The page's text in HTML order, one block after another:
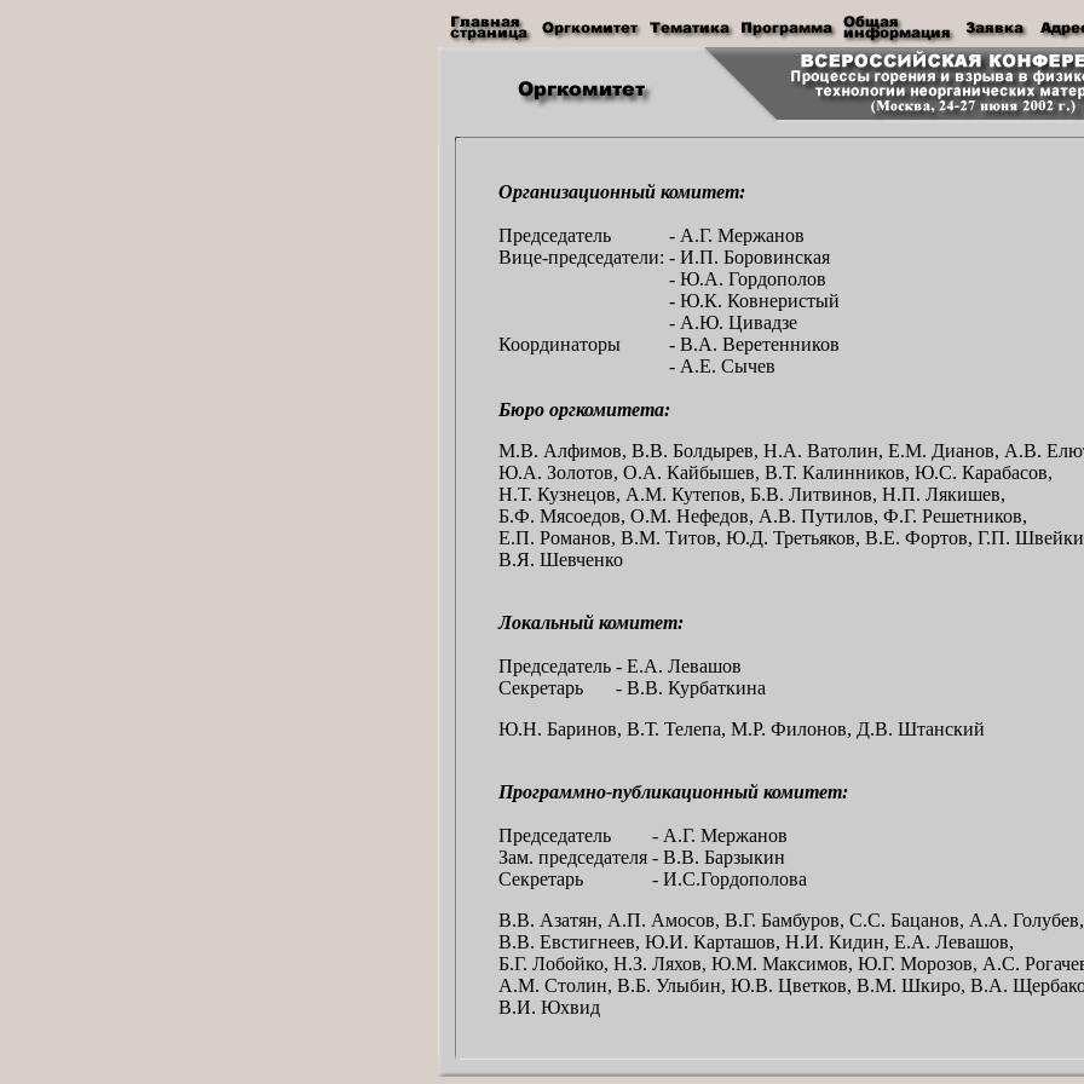
Организационный комитет:
Председатель
- А.Г. Мержанов
Вице-председатели: - И.П. Боровинская
- Ю.А. Гордополов
- Ю.К. Ковнеристый
- А.Ю. Цивадзе
Координаторы
- В.А. Веретенников
- А.Е. Сычев
Бюро оргкомитета:
М.В. Алфимов, В.В. Болдырев, Н.А. Ватолин, Е.М. Дианов, А.В.
Ю.А. Золотов, О.А. Кайбышев, В.Т. Калинников, Ю.С. Карабасов,
Н.Т. Кузнецов, А.М. Кутепов, Б.В. Литвинов, Н.П. Лякишев,
Б.Ф. Мясоедов, О.М. Нефедов, А.В. Путилов, Ф.Г. Решетников,
Е.П. Романов, В.М. Титов, Ю.Д. Третьяков, В.Е. Фортов, Г.П.
В.Я. Шевченко
Локальный комитет:
Председатель - Е.А. Левашов
Секретарь
- В.В. Курбаткина
Ю.Н. Баринов, В.Т. Телепа, М.Р. Филонов, Д.В. Штанский
Программно-публикационный комитет:
Председатель
- А.Г. Мержанов
Зам. председателя - В.В. Барзыкин
Секретарь
- И.С.Гордополова
В.В. Азатян, А.П. Амосов, В.Г. Бамбуров, С.С. Бацанов, А.А. Голубев,
В.В. Евстигнеев, Ю.И. Карташов, Н.И. Кидин, Е.А. Левашов,
Б.Г. Лобойко, Н.З. Ляхов, Ю.М. Максимов, Ю.Г. Морозов, А.С.
А.М. Столин, В.Б. Улыбин, Ю.В. Цветков, В.М. Шкиро, В.А.
В.И. Юхвид